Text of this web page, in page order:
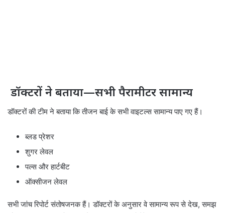
डॉक्टरों ने बताया—सभी पैरामीटर सामान्य
डॉक्टरों की टीम ने बताया कि तीजन बाई के सभी वाइटल्स सामान्य पाए गए हैं।
ब्लड प्रेशर
शुगर लेवल
पल्स और हार्टबीट
ऑक्सीजन लेवल
सभी जांच रिपोर्ट संतोषजनक हैं। डॉक्टरों के अनुसार वे सामान्य रूप से देख, समझ